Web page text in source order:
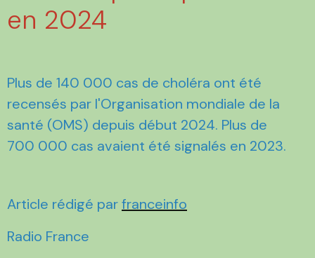
en 2024
Plus de 140 000 cas de choléra ont été
recensés par l'Organisation mondiale de la
santé (OMS) depuis début 2024. Plus de
700 000 cas avaient été signalés en 2023.
Article rédigé parfranceinfo
Radio France